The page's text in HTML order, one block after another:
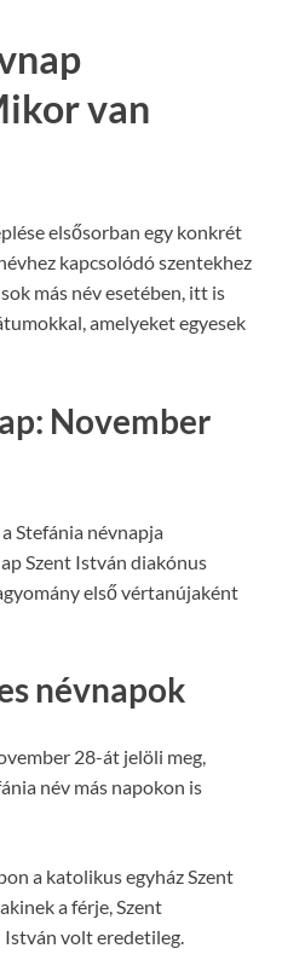
van
elsősorban egy konkrét
kapcsolódó szentekhez
más név esetében, itt is
amelyeket egyesek
November
Stefánia névnapja
Szent István diakónus
első vértanújaként
névnapok
28-át jelöli meg,
név más napokon is
a katolikus egyház Szent
a férje, Szent
volt eredetileg.